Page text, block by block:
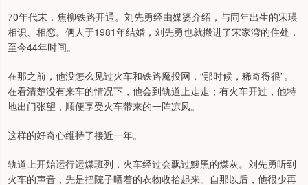
70年代末，焦柳铁路开通。刘先勇经由媒婆介绍，与同年出生的宋瑛
相识、相恋。俩人于1981年结婚，刘先勇也就搬进了宋家湾的住处，
至今44年时间。
在那之前，他没怎么见过火车和铁路魔投网，“那时候，稀奇得很”。
在看清楚没有来车的情况下，他会到轨道上走走；有火车开过，他特
地出门张望，顺便享受火车带来的一阵凉风。
这样的好奇心维持了接近一年。
轨道上开始运行运煤班列，火车经过会飘过黢黑的煤灰。刘先勇听到
火车的声音，先是把院子晒着的衣物收拾起来。自那以后，他很少再